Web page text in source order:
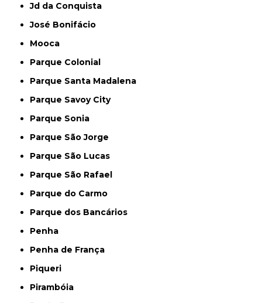
Jd da Conquista
José Bonifácio
Mooca
Parque Colonial
Parque Santa Madalena
Parque Savoy City
Parque Sonia
Parque São Jorge
Parque São Lucas
Parque São Rafael
Parque do Carmo
Parque dos Bancários
Penha
Penha de França
Piqueri
Pirambóia